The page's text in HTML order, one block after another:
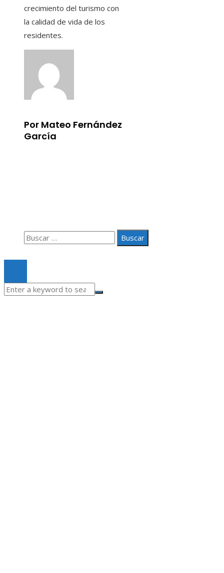
crecimiento del turismo con
la calidad de vida de los
residentes.
Por Mateo Fernández
García
Buscar: